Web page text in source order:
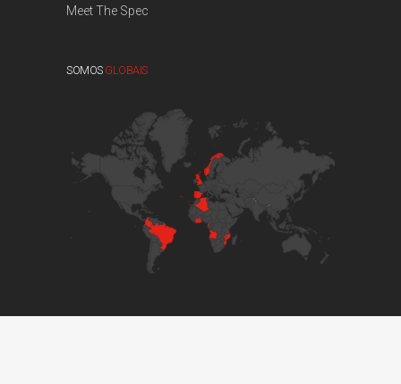
Meet The Spec
SOMOS GLOBAIS